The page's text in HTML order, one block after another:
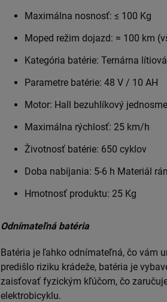
Maximálna nosnosť: ≤ 100 Kg
Moped režim dojazd: ≈ 100 km
Kategória batérie: Ternárna lítiová
Parametre batérie: 48 V / 10 AH
Motor: Hall bezuhlíkový
Maximálna rýchlosť: 25 km/h
Životnosť batérie: 650 cyklov
Doba nabíjania: 5-6 h Materiál
Hmotnosť produktu: 25 Kg
Odnímateľná batéria
Batéria je ľahko odnímateľná, čo vám
predišlo riziku krádeže, batéria je
zaisťovať fyzickým kľúčom, čo
elektrobicyklu.